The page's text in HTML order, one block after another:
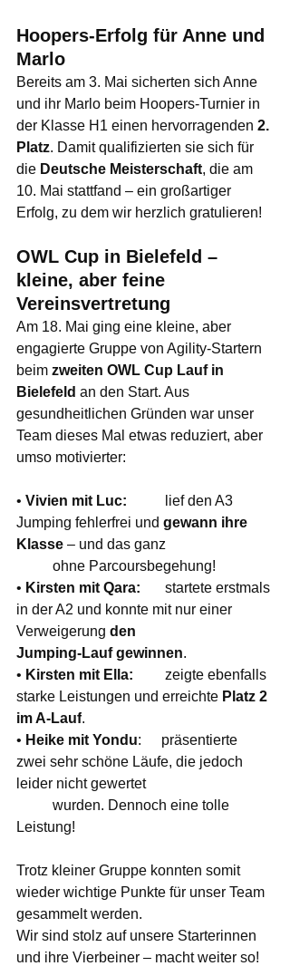
Hoopers-Erfolg für Anne und
Marlo
Bereits am 3. Mai sicherten sich Anne
und ihr Marlo beim Hoopers-Turnier in
der Klasse H1 einen hervorragenden 2.
Platz. Damit qualifizierten sie sich für
die Deutsche Meisterschaft, die am
10. Mai stattfand – ein großartiger
Erfolg, zu dem wir herzlich gratulieren!
OWL Cup in Bielefeld –
kleine, aber feine
Vereinsvertretung
Am 18. Mai ging eine kleine, aber
engagierte Gruppe von Agility-Startern
beim zweiten OWL Cup Lauf in
Bielefeld an den Start. Aus
gesundheitlichen Gründen war unser
Team dieses Mal etwas reduziert, aber
umso motivierter:
•
lief den A3
Jumping fehlerfrei und gewann ihre
Klasse – und das ganz
	ohne Parcoursbegehung!
•
startete erstmals
in der A2 und konnte mit nur einer
Verweigerung den
Jumping-Lauf gewinnen.
•
zeigte ebenfalls
starke Leistungen und erreichte Platz 2
im A-Lauf.
• Heike mit Yondu:	präsentierte
zwei sehr schöne Läufe, die jedoch
leider nicht gewertet
Leistung!
Trotz kleiner Gruppe konnten somit
wieder wichtige Punkte für unser Team
gesammelt werden.
Wir sind stolz auf unsere Starterinnen
und ihre Vierbeiner – macht weiter so!